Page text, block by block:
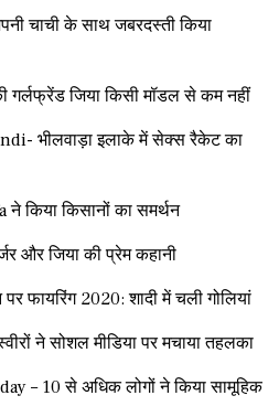
चाची के साथ जबरदस्ती किया
जिया किसी मॉडल से कम नहीं
भीलवाड़ा इलाके में सेक्स रैकेट का
किया किसानों का समर्थन
और जिया की प्रेम कहानी
पर फायरिंग 2020: शादी में चली गोलियां
ने सोशल मीडिया पर मचाया तहलका
– 10 से अधिक लोगों ने किया सामूहिक